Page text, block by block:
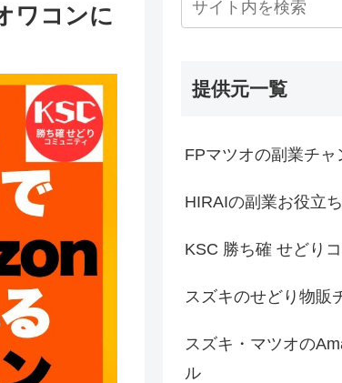
ワコンに
提供元一覧
FPマツオの副業チャ
HIRAIの副業お役立
KSC 勝ち確 せどり
スズキのせどり物販
スズキ・マツオの
ル